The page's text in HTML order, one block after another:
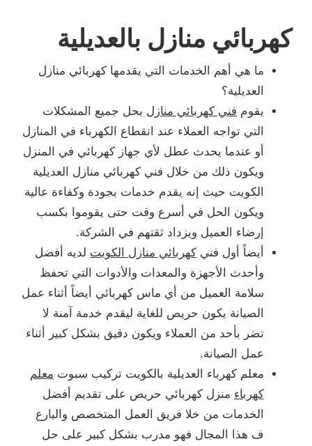
كهربائي منازل بالعديلية
ما هي أهم الخدمات التي يقدمها كهربائي منازل
العديلية؟
يقوم فني كهربائي منازل بحل جميع المشكلات
التي تواجه العملاء عند انقطاع الكهرباء في المنازل
أو عندما يحدث عطل لأي جهاز كهربائي في المنزل
ويكون ذلك من خلال فني كهربائي منازل العديلية
الكويت حيث إنه يقدم خدمات بجودة وكفاءة عالية
ويكون الحل في أسرع وقت حتى يقوموا بكسب
إرضاء العميل ويزداد ثقتهم في الشركة.
أيضاً أول فني كهربائي منازل الكويت لديه أفضل
وأحدث الأجهزة والمعدات والأدوات التي تحفظ
سلامة العميل من أي ماس كهربائي أيضاً أثناء عمل
الصيانة يكون حريص للغاية ليقدم خدمة آمنة لا
تضر بأحد من العملاء ويكون دقيق بشكل كبير أثناء
عمل الصيانة.
معلم كهرباء العديلية بالكويت تركيب سبوت معلم
كهرباء منزل كهربائي حريص على تقديم أفضل
الخدمات من خلا فريق العمل المتخصص والبارع
ف هذا المجال فهو مدرب بشكل كبير على حل